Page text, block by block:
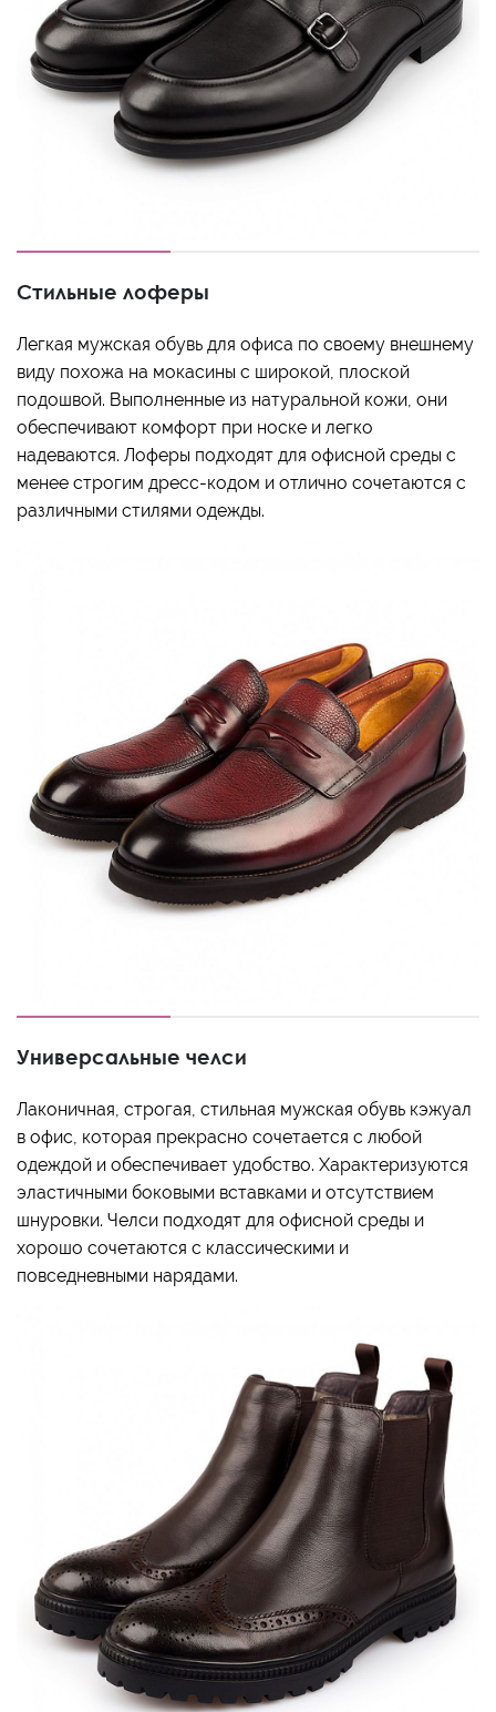
Стильные лоферы
Легкая мужская обувь для офиса по своему внешнему
виду похожа на мокасины с широкой, плоской
подошвой. Выполненные из натуральной кожи, они
обеспечивают комфорт при носке и легко
надеваются. Лоферы подходят для офисной среды с
менее строгим дресс-кодом и отлично сочетаются с
различными стилями одежды.
Универсальные челси
Лаконичная, строгая, стильная мужская обувь кэжуал
в офис, которая прекрасно сочетается с любой
одеждой и обеспечивает удобство. Характеризуются
эластичными боковыми вставками и отсутствием
шнуровки. Челси подходят для офисной среды и
хорошо сочетаются с классическими и
повседневными нарядами.